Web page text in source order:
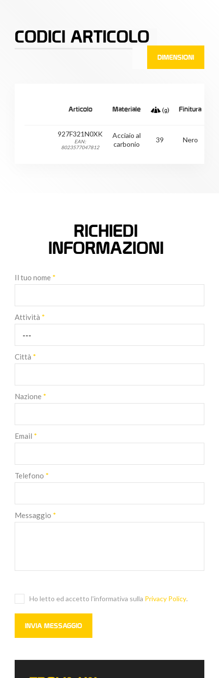
CODICI ARTICOLO
DIMENSIONI
Articolo Materiale Finitura
927F321N0XK
EAN:
8023577047812
Acciaio al
carbonio
39 Nero
RICHIEDI
INFORMAZIONI
Il tuo nome *
Attività *
Città *
Nazione *
Email *
Telefono *
Messaggio *
Ho letto ed accetto l'informativa sulla Privacy Policy.